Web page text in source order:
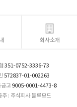
회사소개
351-0752-3336-73
572837-01-002263
고9005-0001-4473-8
주 : 주식회사 블루모드